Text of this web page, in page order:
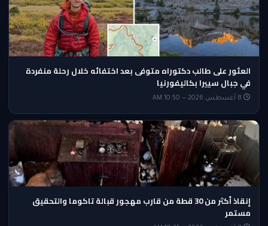
العثور على طالب دكتوراه متوفى بعد اختفائه خلال رحلة منفردة
في جبال سييرا بكاليفورنيا
إنقاذ أكثر من 30 قطة من قارب مهجور قبالة تاكوما والتحقيق
مستمر